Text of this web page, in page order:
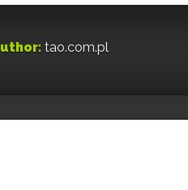
tao.com.pl